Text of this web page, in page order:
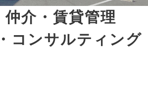
仲介・賃貸管理
コンサルティング